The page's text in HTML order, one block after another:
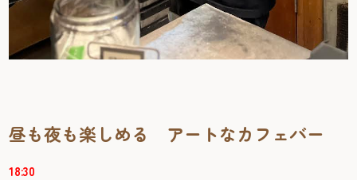
昼も夜も楽しめる アートなカフェバー
18:30